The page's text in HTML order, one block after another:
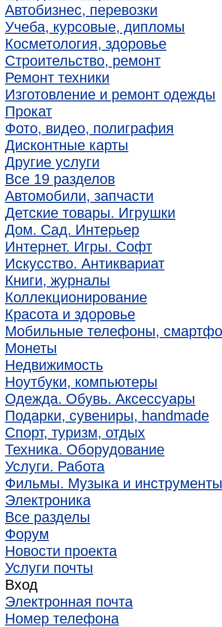
Автобизнес, перевозки
Учеба, курсовые, дипломы
Косметология, здоровье
Строительство, ремонт
Ремонт техники
Изготовление и ремонт одежды
Прокат
Фото, видео, полиграфия
Дисконтные карты
Другие услуги
Все 19 разделов
Автомобили, запчасти
Детские товары. Игрушки
Дом. Сад. Интерьер
Интернет. Игры. Софт
Искусство. Антиквариат
Книги, журналы
Коллекционирование
Красота и здоровье
Мобильные телефоны,
Монеты
Недвижимость
Ноутбуки, компьютеры
Одежда. Обувь. Аксессуары
Подарки, сувениры, handmade
Спорт, туризм, отдых
Техника. Оборудование
Услуги. Работа
Фильмы. Музыка и инструменты
Электроника
Все разделы
Форум
Новости проекта
Услуги почты
Вход
Электронная почта
Номер телефона